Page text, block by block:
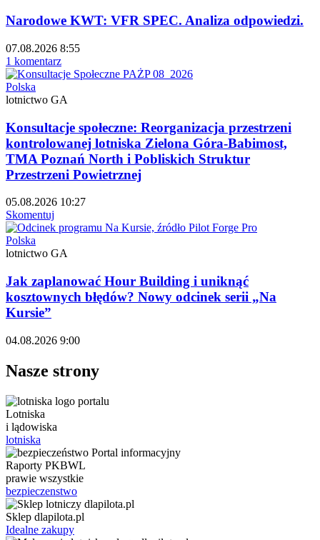
Narodowe KWT: VFR SPEC. Analiza odpowiedzi.
07.08.2026 8:55
1 komentarz
Polska
lotnictwo GA
Konsultacje społeczne: Reorganizacja przestrzeni
kontrolowanej lotniska Zielona Góra-Babimost,
TMA Poznań North i Pobliskich Struktur
Przestrzeni Powietrznej
05.08.2026 10:27
Skomentuj
Polska
lotnictwo GA
Jak zaplanować Hour Building i uniknąć
kosztownych błędów? Nowy odcinek serii „Na
Kursie”
04.08.2026 9:00
Nasze strony
Lotniska
i lądowiska
lotniska
Raporty PKBWL
prawie wszystkie
bezpieczenstwo
Sklep dlapilota.pl
Idealne zakupy